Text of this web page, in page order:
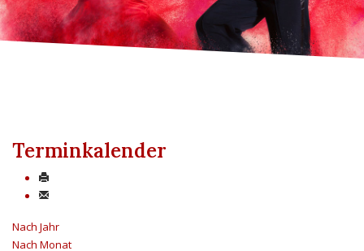
Terminkalender
Nach Jahr
Nach Monat